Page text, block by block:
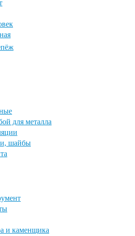
для металла
шайбы
и каменщика